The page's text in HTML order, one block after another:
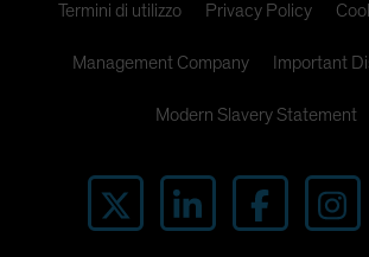
Termini di utilizzo Privacy Policy
Management Company Important
Modern Slavery Statement